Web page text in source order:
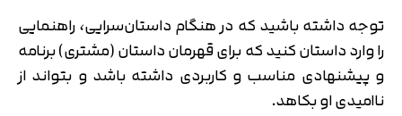
توجه داشته باشید که در هنگام داستان‌سرایی، راهنمایی
را وارد داستان کنید که برای قهرمان داستان (مشتری) برنامه
و پیشنهادی مناسب و کاربردی داشته باشد و بتواند از
ناامیدی او بکاهد.